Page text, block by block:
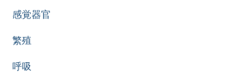
感覚器官
繁殖
呼吸